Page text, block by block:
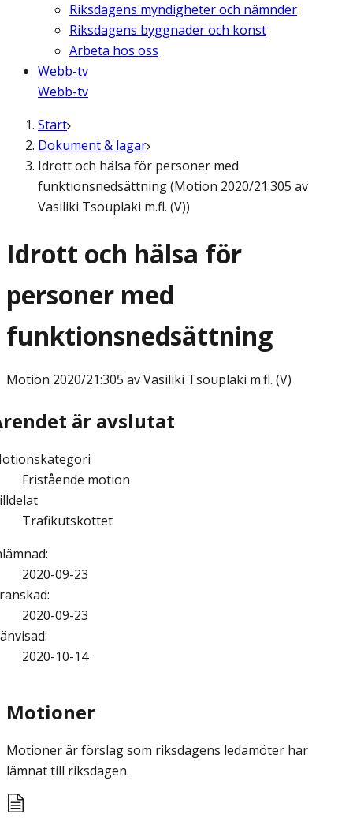
Riksdagens myndigheter och nämnder
Riksdagens byggnader och konst
Arbeta hos oss
Webb-tv
Webb-tv
Start
Dokument & lagar
Idrott och hälsa för personer med
funktionsnedsättning (Motion 2020/21:305 av
Vasiliki Tsouplaki m.fl. (V))
Idrott och hälsa för
personer med
funktionsnedsättning
Motion 2020/21:305 av Vasiliki Tsouplaki m.fl. (V)
är avslutat
Fristående motion
Trafikutskottet
:
2020-09-23
:
2020-09-23
:
2020-10-14
Motioner
Motioner är förslag som riksdagens ledamöter har
lämnat till riksdagen.